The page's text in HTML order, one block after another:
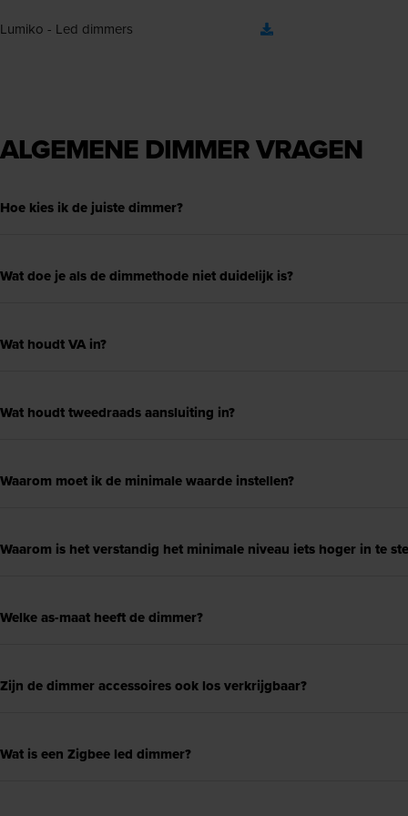
Lumiko - Led dimmers
ALGEMENE DIMMER VRAGEN
Hoe kies ik de juiste dimmer?
Wat doe je als de dimmethode niet duidelijk is?
Wat houdt VA in?
Wat houdt tweedraads aansluiting in?
Waarom moet ik de minimale waarde instellen?
Waarom is het verstandig het minimale niveau iets hoger in te
Welke as-maat heeft de dimmer?
Zijn de dimmer accessoires ook los verkrijgbaar?
Wat is een Zigbee led dimmer?